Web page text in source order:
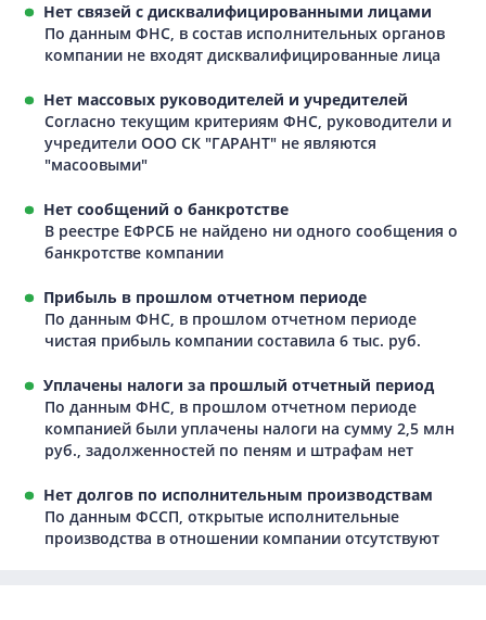
Нет связей с дисквалифицированными лицами
По данным ФНС, в состав исполнительных органов
компании не входят дисквалифицированные лица
Нет массовых руководителей и учредителей
Согласно текущим критериям ФНС, руководители и
учредители ООО СК "ГАРАНТ" не являются
"масоовыми"
Нет сообщений о банкротстве
В реестре ЕФРСБ не найдено ни одного сообщения о
банкротстве компании
Прибыль в прошлом отчетном периоде
По данным ФНС, в прошлом отчетном периоде
чистая прибыль компании составила 6 тыс. руб.
Уплачены налоги за прошлый отчетный период
По данным ФНС, в прошлом отчетном периоде
компанией были уплачены налоги на сумму 2,5 млн
руб., задолженностей по пеням и штрафам нет
Нет долгов по исполнительным производствам
По данным ФССП, открытые исполнительные
производства в отношении компании отсутствуют